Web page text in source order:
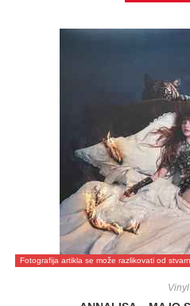
Fotografija artikla se može razlikovati od
Vinyl